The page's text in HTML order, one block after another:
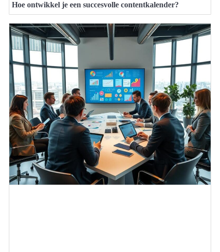
Hoe ontwikkel je een succesvolle contentkalender?